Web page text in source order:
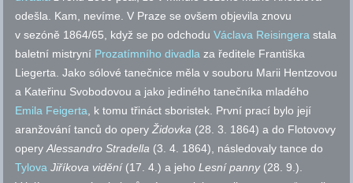
odešla. Kam, nevíme. V Praze se ovšem objevila znovu
v sezóně 1864/65, když se po odchoduVáclava Reisingera stala
baletní mistryní Prozatímního divadla za ředitele Františka
Liegerta. Jako sólové tanečnice měla v souboru Marii Hentzovou
a Kateřinu Svobodovou a jako jediného tanečníka mladého
Emila Feigerta, k tomu třináct sboristek. První prací bylo její
aranžování tanců do operyŽidovka (28. 3. 1864) a do Flotovovy
operyAlessandro Stradella (3. 4. 1864), následovaly tance do
Tylova Jiříkova vidění(17. 4.) a jehoLesní panny(28. 9.).